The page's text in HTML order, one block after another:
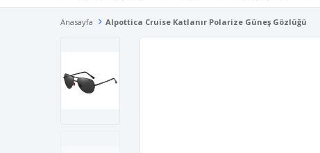
Anasayfa Alpottica Cruise Katlanır Polarize Güneş Gözlüğü